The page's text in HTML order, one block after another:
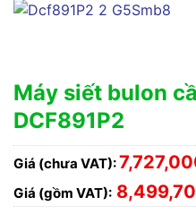
Máy siết bulon
DCF891P2
Giá (chưa VAT):
Giá (gồm VAT):